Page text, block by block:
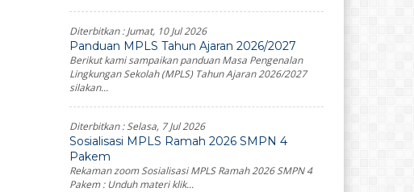
Diterbitkan :Jumat, 10 Jul 2026
Panduan MPLS Tahun Ajaran 2026/2027
Berikut kami sampaikan panduan Masa Pengenalan
Lingkungan Sekolah (MPLS) Tahun Ajaran 2026/2027
silakan...
Diterbitkan :Selasa, 7 Jul 2026
Sosialisasi MPLS Ramah 2026 SMPN 4
Pakem
Rekaman zoom Sosialisasi MPLS Ramah 2026 SMPN 4
Pakem : Unduh materi klik...